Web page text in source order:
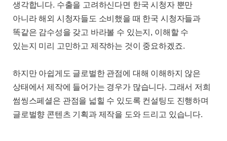
생각합니다. 수출을 고려하신다면 한국 시청자 뿐만
아니라 해외 시청자들도 소비했을 때 한국 시청자들과
똑같은 감수성을 갖고 바라볼 수 있는지 , 이해할 수
있는지 미리 고민하고 제작하는 것이 중요하겠죠.
하지만 아쉽게도 글로벌한 관점에 대해 이해하지 않은
상태에서 제작에 들어가는 경우가 많습니다. 그래서 저희
썸씽스페셜은 관점을 넓힐 수 있도록 컨설팅도 진행하며
글로벌향 콘텐츠 기획과 제작을 도와 드리고 있습니다.